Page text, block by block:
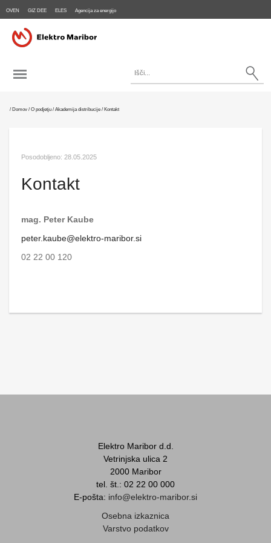
OVEN GIZ DEE ELES Agencija za energijo
/ Domov / O podjetju / Akademija distribucije / Kontakt
Posodobljeno: 28.05.2025
Kontakt
mag. Peter Kaube
peter.kaube@elektro-maribor.si
02 22 00 120
Elektro Maribor d.d.
Vetrinjska ulica 2
2000 Maribor
tel. št.: 02 22 00 000
E-pošta: info@elektro-maribor.si
Osebna izkaznica
Varstvo podatkov